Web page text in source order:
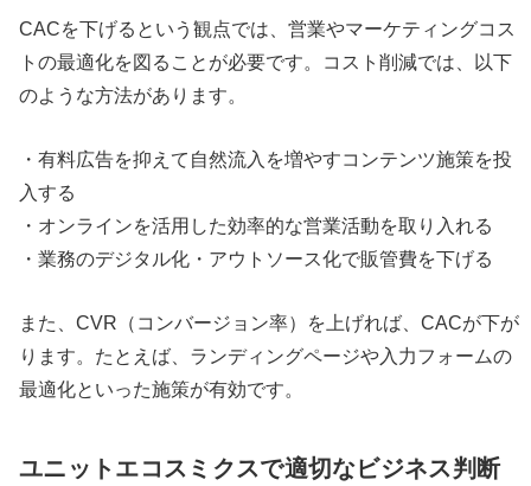
CACを下げるという観点では、営業やマーケティングコス
トの最適化を図ることが必要です。コスト削減では、以下
のような方法があります。
・有料広告を抑えて自然流入を増やすコンテンツ施策を投
入する
・オンラインを活用した効率的な営業活動を取り入れる
・業務のデジタル化・アウトソース化で販管費を下げる
また、CVR（コンバージョン率）を上げれば、CACが下が
ります。たとえば、ランディングページや入力フォームの
最適化といった施策が有効です。
ユニットエコスミクスで適切なビジネス判断